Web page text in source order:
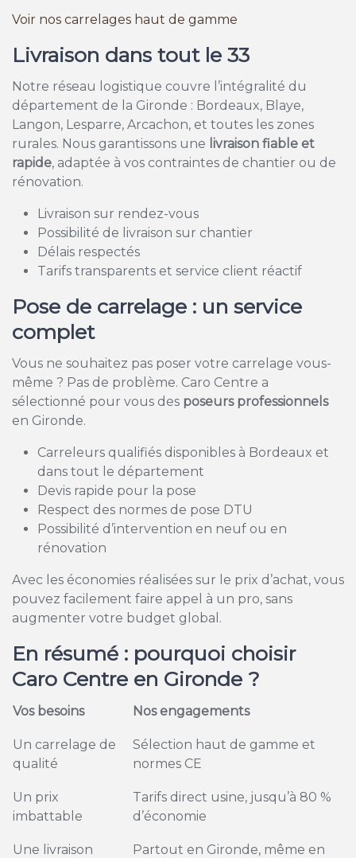
Voir nos carrelages haut de gamme
Livraison dans tout le 33
Notre réseau logistique couvre l’intégralité du
département de la Gironde : Bordeaux, Blaye,
Langon, Lesparre, Arcachon, et toutes les zones
rurales. Nous garantissons une livraison fiable et
rapide, adaptée à vos contraintes de chantier ou de
rénovation.
Livraison sur rendez-vous
Possibilité de livraison sur chantier
Délais respectés
Tarifs transparents et service client réactif
Pose de carrelage : un service
complet
Vous ne souhaitez pas poser votre carrelage vous-
même ? Pas de problème. Caro Centre a
sélectionné pour vous des poseurs professionnels
en Gironde.
Carreleurs qualifiés disponibles à Bordeaux et
dans tout le département
Devis rapide pour la pose
Respect des normes de pose DTU
Possibilité d’intervention en neuf ou en
rénovation
Avec les économies réalisées sur le prix d’achat, vous
pouvez facilement faire appel à un pro, sans
augmenter votre budget global.
En résumé : pourquoi choisir
Caro Centre en Gironde ?
Vos besoins Nos engagements
Un carrelage de
qualité
Sélection haut de gamme et
normes CE
Un prix
imbattable
Tarifs direct usine, jusqu’à 80 %
d’économie
Une livraison
Partout en Gironde, même en